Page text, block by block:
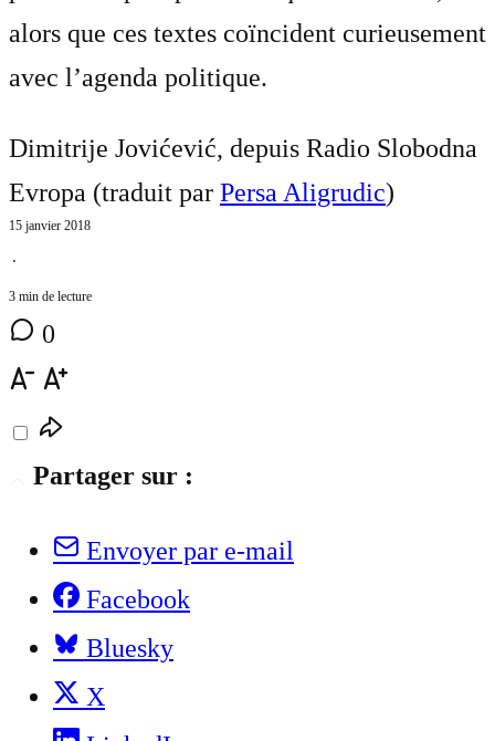
alors que ces textes coïncident curieusement
avec l’agenda politique.
Dimitrije Jovićević, depuis Radio Slobodna
Evropa (traduit par Persa Aligrudic)
15 janvier 2018
⋅
3 min de lecture
0
Partager sur :
Envoyer par e-mail
Facebook
Bluesky
X